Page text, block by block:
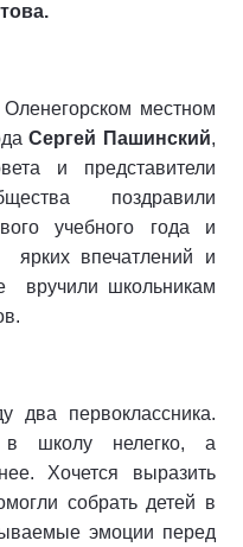
местном
Сергей Пашинский,
и представители
поздравили
учебного года и
ярких впечатлений и
вручили школьникам
первоклассника.
в школу нелегко, а
Хочется выразить
собрать детей в
эмоции перед